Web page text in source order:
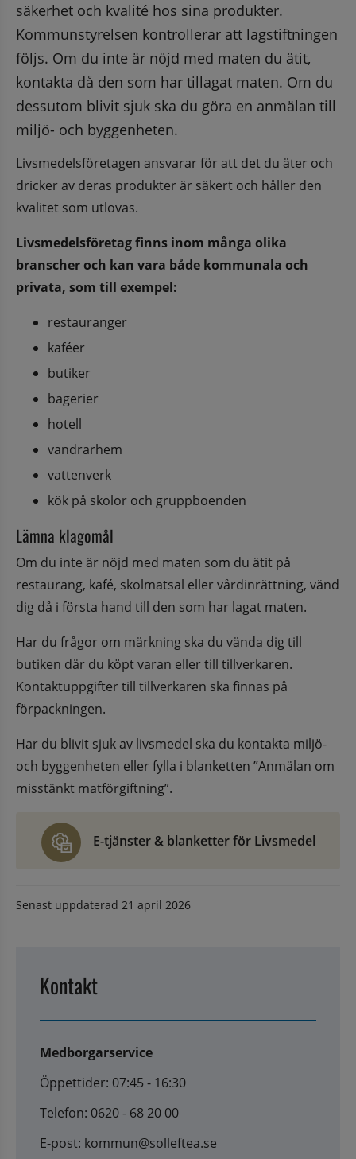
säkerhet och kvalité hos sina produkter.
Kommunstyrelsen kontrollerar att lagstiftningen
följs. Om du inte är nöjd med maten du ätit,
kontakta då den som har tillagat maten. Om du
dessutom blivit sjuk ska du göra en anmälan till
miljö- och byggenheten.
Livsmedelsföretagen ansvarar för att det du äter och
dricker av deras produkter är säkert och håller den
kvalitet som utlovas.
Livsmedelsföretag finns inom många olika
branscher och kan vara både kommunala och
privata, som till exempel:
restauranger
kaféer
butiker
bagerier
hotell
vandrarhem
vattenverk
kök på skolor och gruppboenden
Lämna klagomål
Om du inte är nöjd med maten som du ätit på
restaurang, kafé, skolmatsal eller vårdinrättning, vänd
dig då i första hand till den som har lagat maten.
Har du frågor om märkning ska du vända dig till
butiken där du köpt varan eller till tillverkaren.
Kontaktuppgifter till tillverkaren ska finnas på
förpackningen.
Har du blivit sjuk av livsmedel ska du kontakta miljö-
och byggenheten eller fylla i blanketten ”Anmälan om
misstänkt matförgiftning”.
E-tjänster & blanketter för Livsmedel
Senast uppdaterad 21 april 2026
Kontakt
Medborgarservice
Öppettider: 07:45 - 16:30
Telefon: 0620 - 68 20 00
E-post: kommun@solleftea.se